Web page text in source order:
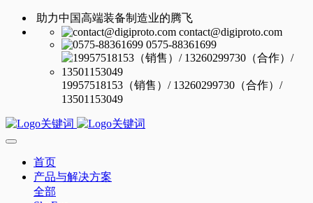
助力中国高端装备制造业的腾飞
contact@digiproto.com
0575-88361699
19957518153（销售）/ 13260299730（合作）/
13501153049
首页
产品与解决方案
全部